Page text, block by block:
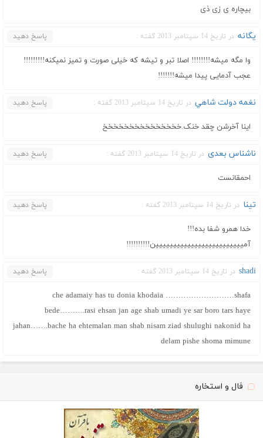
بیچاره ی زی ذی
یگانه در تاریخ 14 سپتامبر 2013 گفته : پاسخ دهید
وا مگه میشه!!!!!!!! اصلا تبر و تیشه که خیلی صورت و تمیز نمیکنه!!!!!!!!!
عجب آدمایی پیدا میشه!!!!!!!
نغمه دولت شاهي در تاریخ 14 سپتامبر 2013 گفته : پاسخ دهید
اینا آخرشن چقد خنک.خخخخخخخخخخخخخخخ
ناشناس بعدی در تاریخ 14 سپتامبر 2013 گفته : پاسخ دهید
احمقانست
تینا در تاریخ 14 سپتامبر 2013 گفته : پاسخ دهید
خدا همرو شفا بده!!!
آمییییییییییییییییییییییییین!!!!!!!!!!
shadi در تاریخ 14 سپتامبر 2013 گفته : پاسخ دهید
che adamaiy has tu donia khodaia ………………………shafa
bede……….rasi ehsan jan age shab umadi ye sar boro tars haye
jahan…….bache ha ehtemalan man shab nisam ziad shulughi nakonid ha
delam pishe shoma mimune
فال و استخاره